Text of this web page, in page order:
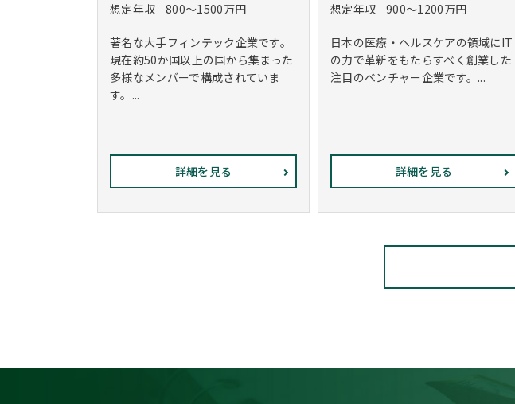
想定年収 800～1500万円
著名な大手フィンテック企業です。
現在約50か国以上の国から集まった
多様なメンバーで構成されていま
す。...
詳細を見る
想定年収
900～1200万円
日本の医療・ヘルスケアの領域にIT
の力で革新をもたらすべく創業した
注目のベンチャー企業です。...
詳細を見る